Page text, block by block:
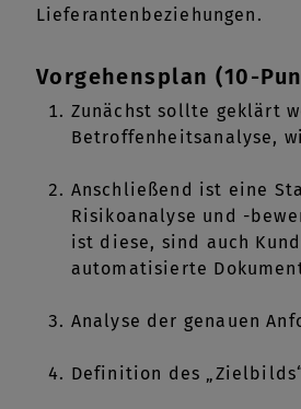
Lieferantenbeziehungen.
Vorgehensplan (10-
Zunächst sollte geklärt
Betroffenheitsanalyse,
Anschließend ist eine
Risikoanalyse und -
ist diese, sind auch
automatisierte
Analyse der genauen
Definition des